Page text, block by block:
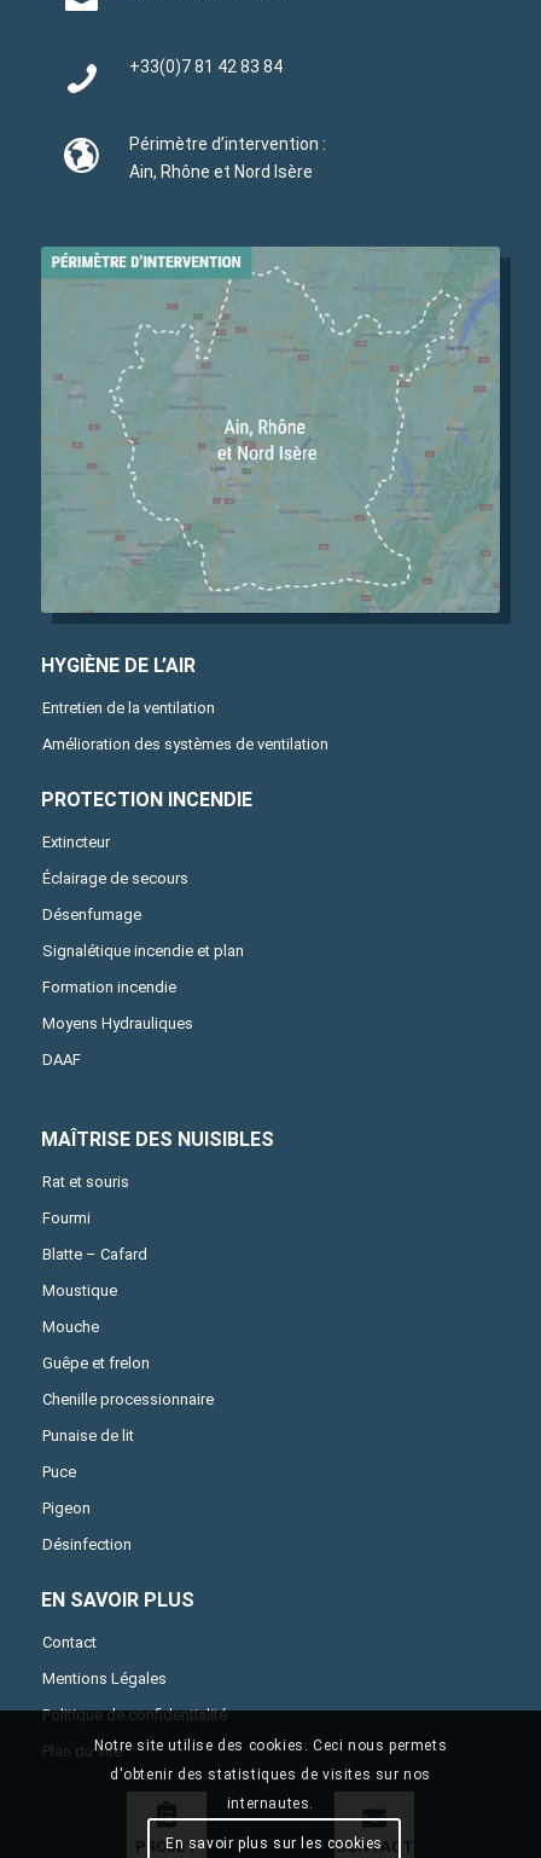
PROJET CONTACT
+33(0)7 81 42 83 84
Périmètre d’intervention :
Ain, Rhône et Nord Isère
HYGIÈNE DE L’AIR
Entretien de la ventilation
Amélioration des systèmes de ventilation
PROTECTION INCENDIE
Extincteur
Éclairage de secours
Désenfumage
Signalétique incendie et plan
Formation incendie
Moyens Hydrauliques
DAAF
MAÎTRISE DES NUISIBLES
Rat et souris
Fourmi
Blatte – Cafard
Moustique
Mouche
Guêpe et frelon
Chenille processionnaire
Punaise de lit
Puce
Pigeon
Désinfection
EN SAVOIR PLUS
Contact
Mentions Légales
Politique de confidentialité
Plan du siteNotre site utilise des cookies. Ceci nous permets
d'obtenir des statistiques de visites sur nos
internautes.
En savoir plus sur les cookies